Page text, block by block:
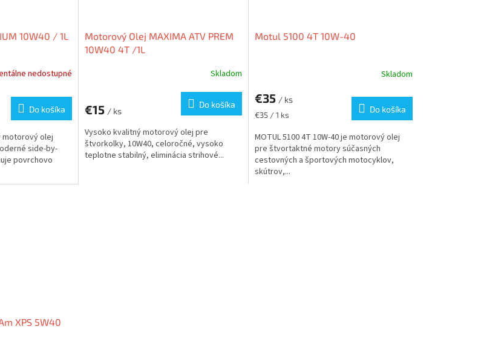
10W40 / 1L
nedostupné
Do košíka
motorový olej
side-by-
povrchovo
Motorový Olej MAXIMA ATV PREM
10W40 4T /1L
Skladom
€15 / ks
Do košíka
Vysoko kvalitný motorový olej pre
štvorkolky, 10W40, celoročné, vysoko
teplotne stabilný, eliminácia strihové...
Motul 5100 4T 10W-40
Skladom
€35 / ks
Jednotková
€35 / 1 ks
Do košíka
MOTUL 5100 4T 10W-40 je motorový olej
pre štvortaktné motory súčasných
cestovných a športových motocyklov,
skútrov,...
XPS 5W40